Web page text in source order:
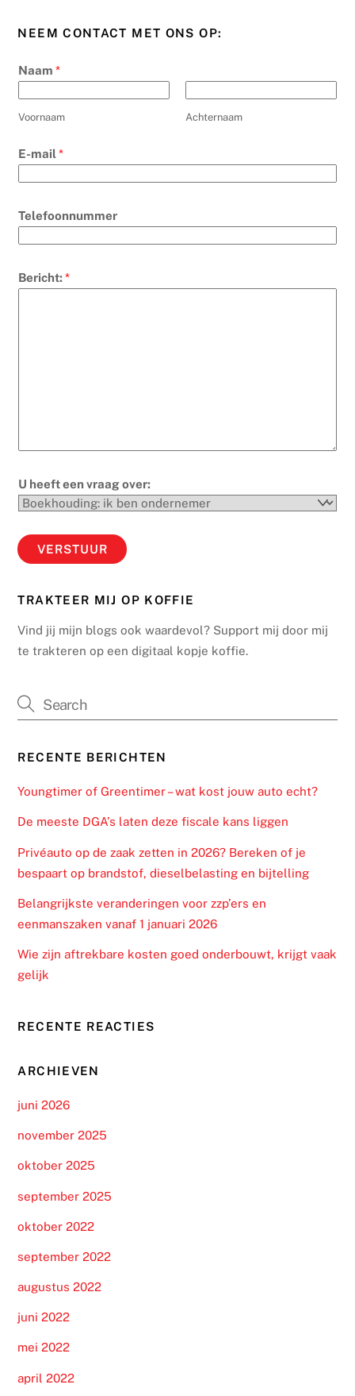
NEEM CONTACT MET ONS OP:
Naam*
Voornaam Achternaam
E-mail*
Telefoonnummer
Bericht:*
U heeft een vraag over:
VERSTUUR
TRAKTEER MIJ OP KOFFIE
Vind jij mijn blogs ook waardevol? Support mij door mij
te trakteren op een digitaal kopje koffie.
RECENTE BERICHTEN
Youngtimer of Greentimer – wat kost jouw auto echt?
De meeste DGA’s laten deze fiscale kans liggen
Privéauto op de zaak zetten in 2026? Bereken of je
bespaart op brandstof, dieselbelasting en bijtelling
Belangrijkste veranderingen voor zzp’ers en
eenmanszaken vanaf 1 januari 2026
Wie zijn aftrekbare kosten goed onderbouwt, krijgt vaak
gelijk
RECENTE REACTIES
ARCHIEVEN
juni 2026
november 2025
oktober 2025
september 2025
oktober 2022
september 2022
augustus 2022
juni 2022
mei 2022
april 2022